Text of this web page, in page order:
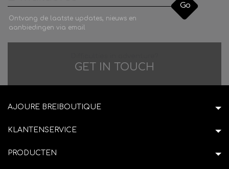
Go
Ontvang de laatste updates, nieuws en
aanbiedingen via email
GET IN TOUCH
AJOURE BREIBOUTIQUE
KLANTENSERVICE
PRODUCTEN